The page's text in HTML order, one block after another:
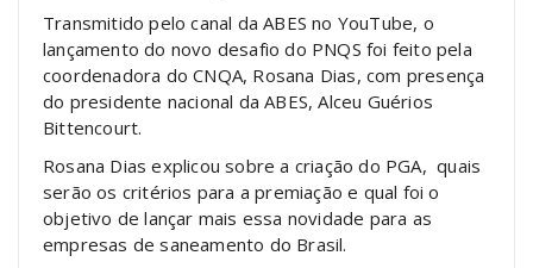
Transmitido pelo canal da ABES no YouTube, o
lançamento do novo desafio do PNQS foi feito pela
coordenadora do CNQA, Rosana Dias, com presença
do presidente nacional da ABES, Alceu Guérios
Bittencourt.
Rosana Dias explicou sobre a criação do PGA, quais
serão os critérios para a premiação e qual foi o
objetivo de lançar mais essa novidade para as
empresas de saneamento do Brasil.